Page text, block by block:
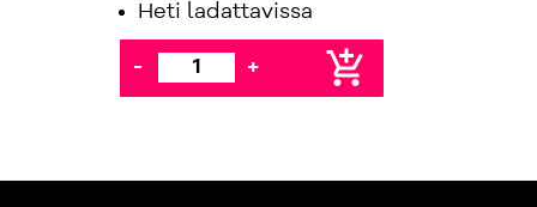
Heti ladattavissa
- + add_shopping_cart